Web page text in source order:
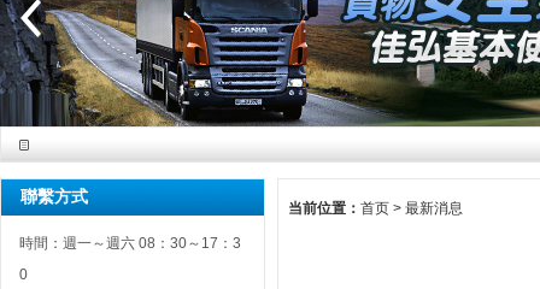
聯繫方式
時間：週一～週六 08：30～17：3
0
当前位置： 首页 > 最新消息